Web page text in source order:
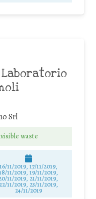
Srl
waste
16/11/2019, 17/11/2019,
11/2019, 19/11/2019,
11/2019, 21/11/2019,
22/11/2019, 23/11/2019,
24/11/2019